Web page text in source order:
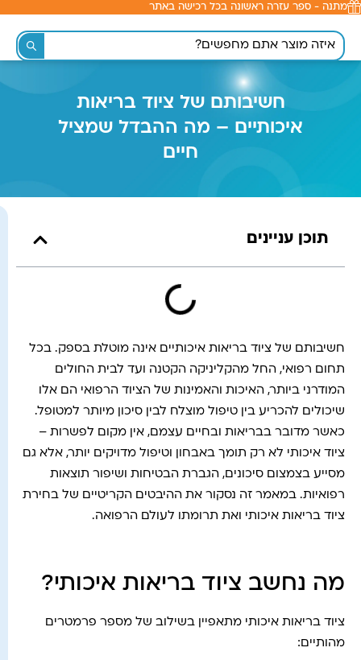
לתוכן
מתנה - ספר עזרה ראשונה בכל רכישה באתר
חשיבותם של ציוד בריאות
איכותיים – מה ההבדל שמציל
חיים
תוכן עניינים
חשיבותם של ציוד בריאות איכותיים אינה מוטלת בספק. בכל
תחום רפואי, החל מהקליניקה הקטנה ועד לבית החולים
המודרני ביותר, האיכות והאמינות של הציוד הרפואי הם אלו
שיכולים להכריע בין טיפול מוצלח לבין סיכון מיותר למטופל.
כאשר מדובר בבריאות ובחיים עצמם, אין מקום לפשרות –
ציוד איכותי לא רק תומך באבחון וטיפול מדויקים יותר, אלא גם
מסייע בצמצום סיכונים, הגברת הבטיחות ושיפור תוצאות
רפואיות. במאמר זה נסקור את ההיבטים הקריטיים של בחירת
ציוד בריאות איכותי ואת תרומתו לעולם הרפואה.
מה נחשב ציוד בריאות איכותי?
ציוד בריאות איכותי מתאפיין בשילוב של מספר פרמטרים
מהותיים: